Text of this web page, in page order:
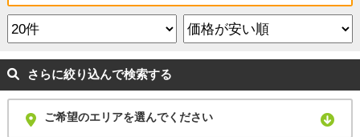
さらに絞り込んで検索する
ご希望のエリアを選んでください